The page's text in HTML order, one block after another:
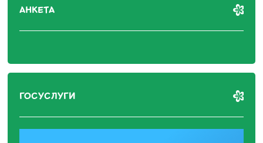
АНКЕТА
ГОСУСЛУГИ